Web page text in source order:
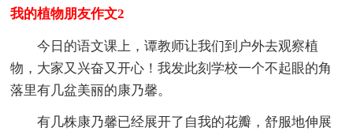
我的植物朋友作文2
今日的语文课上，谭教师让我们到户外去观察植
物，大家又兴奋又开心！我发此刻学校一个不起眼的角
落里有几盆美丽的康乃馨。
有几株康乃馨已经展开了自我的花瓣，舒服地伸展